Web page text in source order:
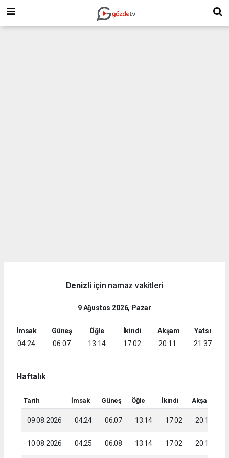
Denizliiçin namaz vakitleri
9 Ağustos 2026, Pazar
İmsak
04:24
Güneş
06:07
Öğle
13:14
İkindi
17:02
Akşam
20:11
Yatsı
21:37
Haftalık
Tarih İmsak Güneş Öğle İkindi Akşam
09.08.2026 04:24 06:07 13:14 17:02 20:11
10.08.2026 04:25 06:08 13:14 17:02 20:10